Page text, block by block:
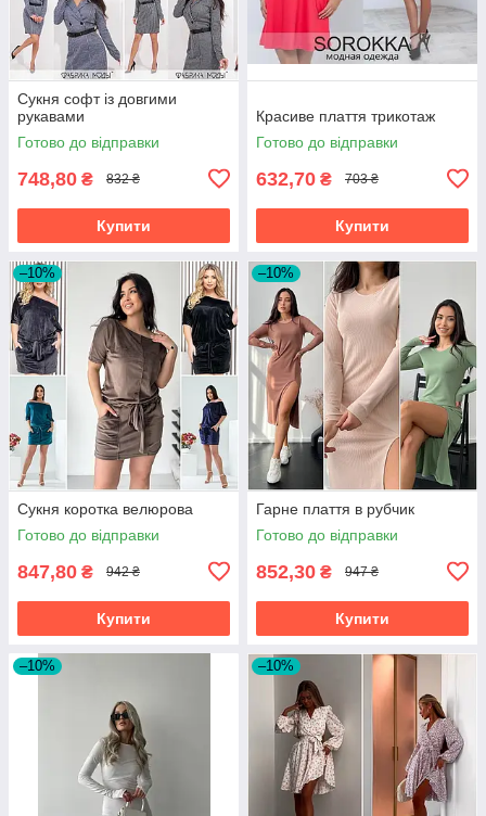
Сукня софт із довгими
рукавами
Готово до відправки
748,80 ₴ 832 ₴
Купити
Красиве плаття трикотаж
Готово до відправки
632,70 ₴ 703 ₴
Купити
–10%
Сукня коротка велюрова
Готово до відправки
847,80 ₴ 942 ₴
Купити
–10%
Гарне плаття в рубчик
Готово до відправки
852,30 ₴ 947 ₴
Купити
–10% –10%